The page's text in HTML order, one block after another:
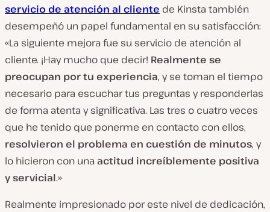
servicio de atención al cliente de Kinsta también
desempeñó un papel fundamental en su satisfacción:
«La siguiente mejora fue su servicio de atención al
cliente. ¡Hay mucho que decir! Realmente se
preocupan por tu experiencia, y se toman el tiempo
necesario para escuchar tus preguntas y responderlas
de forma atenta y significativa. Las tres o cuatro veces
que he tenido que ponerme en contacto con ellos,
resolvieron el problema en cuestión de minutos, y
lo hicieron con una actitud increíblemente positiva
y servicial.»
Realmente impresionado por este nivel de dedicación,